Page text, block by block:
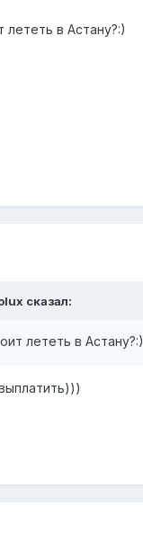
в Астану?:)
сказал:
лететь в Астану?:)